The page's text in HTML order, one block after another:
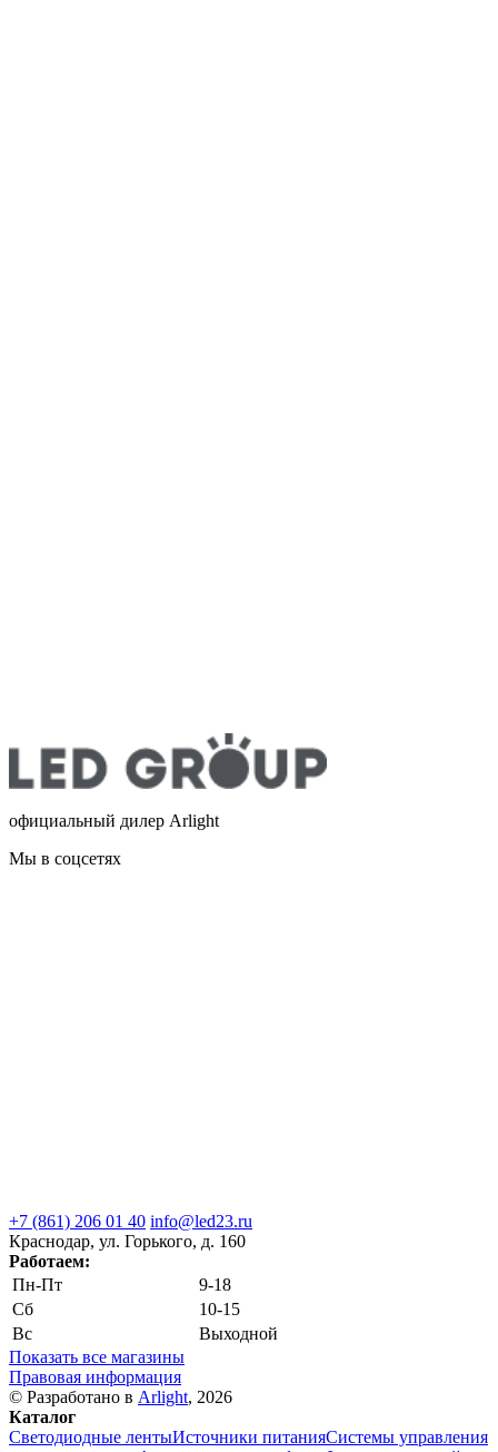
официальный дилер Arlight
Мы в соцсетях
+7 (861) 206 01 40 info@led23.ru
Краснодар, ул. Горького, д. 160
Работаем:
Пн-Пт
9-18
Сб
10-15
Вс
Выходной
Показать все магазины
Правовая информация
© Разработано в Arlight, 2026
Каталог
Светодиодные лентыИсточники питанияСистемы управления